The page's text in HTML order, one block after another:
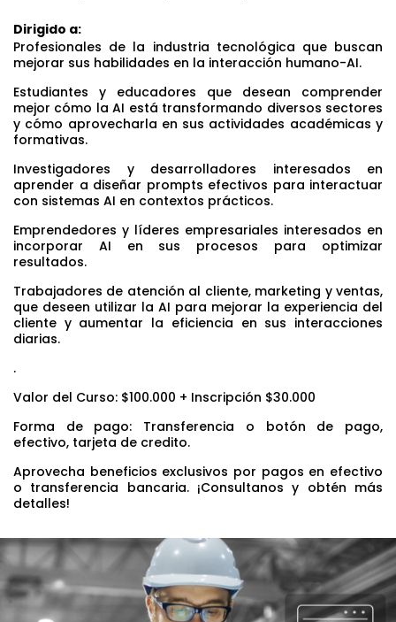
Dirigido a:
Profesionales de la industria tecnológica que buscan
mejorar sus habilidades en la interacción humano-AI.
Estudiantes y educadores que desean comprender
mejor cómo la AI está transformando diversos sectores
y cómo aprovecharla en sus actividades académicas y
formativas.
Investigadores y desarrolladores interesados en
aprender a diseñar prompts efectivos para interactuar
con sistemas AI en contextos prácticos.
Emprendedores y líderes empresariales interesados en
incorporar AI en sus procesos para optimizar
resultados.
Trabajadores de atención al cliente, marketing y ventas,
que deseen utilizar la AI para mejorar la experiencia del
cliente y aumentar la eficiencia en sus interacciones
diarias.
.
Valor del Curso: $100.000 + Inscripción $30.000
Forma de pago: Transferencia o botón de pago,
efectivo, tarjeta de credito.
Aprovecha beneficios exclusivos por pagos en efectivo
o transferencia bancaria. ¡Consultanos y obtén más
detalles!